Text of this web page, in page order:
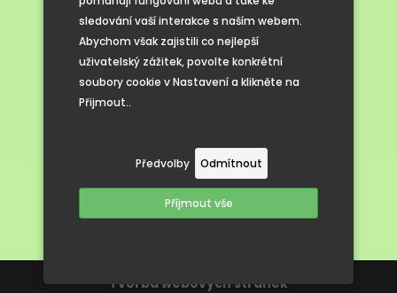
sledování vaší interakce s naším webem.
Abychom však zajistili co nejlepší
uživatelský zážitek, povolte konkrétní
soubory cookie v Nastavení a klikněte na
Přijmout..
Předvolby Odmítnout
Příjmout vše
Sv. Martina ve
družině
Tvorba webových stránek